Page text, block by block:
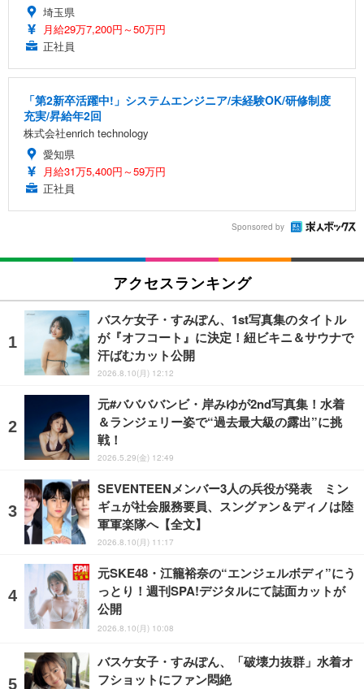
埼玉県
月給29万7,200円～50万円
正社員
「第2新卒活躍中!」システムエンジニア/未経験OK/研修制度
充実/昇給年2回
株式会社enrich technology
愛知県
月給31万5,400円～59万円
正社員
Sponsored by
アクセスランキング
バスケ女子・すみぽん、1st写真集のタイトル
が『オフコート』に決定！紐ビキニ＆サウナで
汗ばむカット公開
2026.8.10(月) 12:12
元#ババババンビ・岸みゆが2nd写真集！水着
＆ランジェリー姿で“過去最大級の露出”に挑
戦！
2026.5.29(金) 12:49
SEVENTEENメンバー3人の兵役が発表 ミン
ギュが社会服務要員、スングァン＆ディノは陸
軍軍楽隊へ【全文】
2026.8.10(月) 11:17
元SKE48・江籠裕奈の“エンジェルボディ”にう
っとり！週刊SPA!デジタルにて誌面カットが
公開
2026.8.10(月) 10:08
バスケ女子・すみぽん、「破壊力抜群」水着オ
フショットにファン悶絶